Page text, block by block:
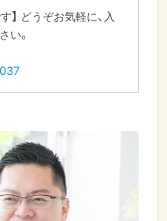
】 どうぞお気軽に、入
い。